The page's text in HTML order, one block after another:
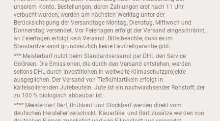
unserem Konto. Bestellungen, deren Zahlungen erst nach 11 Uhr
verbucht wurden, werden am nächsten Werktag unter der
Berücksichtigung der Versandtage Montag, Dienstag, Mittwoch und
Donnerstag versendet. Vor Feiertagen erfolgt der Versand eingeschränkt,
an Feiertagen erfolgt kein Versand. Bitte beachte, dass es im
Standardversand grundsätzlich keine Laufzeitgarantie gibt.
*** Meisterbarf nutzt beim Standardversamd per DHL den Service
GoGreen. Die Emissionen, die durch den Versand entstehen, werden
seitens DHL durch Investitionen in weltweite Klimaschutzprojekte
ausgeglichen. Der Versand von Tiefkühlartikeln erfolgt in
kälteisolierenden Jutebeuteln. Jute ist ein nachwachsender Rohstoff, der
zu 100 % biologisch abbaubar ist.
**** Meisterbarf Barf, Brühbarf und Stockbarf werden direkt vom
deutschen Hersteller verschickt. Kauartikel und Barf Zusätze werden von